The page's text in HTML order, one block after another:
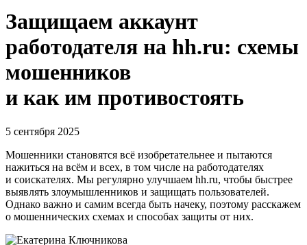
Защищаем аккаунт
работодателя на hh.ru: схемы
мошенников
и как им противостоять
5 сентября 2025
Мошенники становятся всё изобретательнее и пытаются
нажиться на всём и всех, в том числе на работодателях
и соискателях. Мы регулярно улучшаем hh.ru, чтобы быстрее
выявлять злоумышленников и защищать пользователей.
Однако важно и самим всегда быть начеку, поэтому расскажем
о мошеннических схемах и способах защиты от них.